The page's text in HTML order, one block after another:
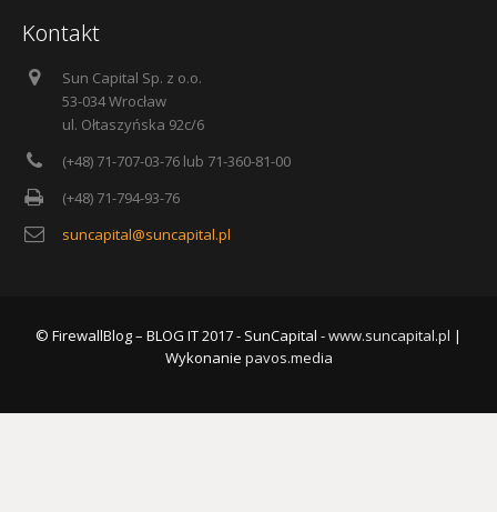
Kontakt
Sun Capital Sp. z o.o.
53-034 Wrocław
ul. Ołtaszyńska 92c/6
(+48) 71-707-03-76 lub 71-360-81-00
(+48) 71-794-93-76
suncapital@suncapital.pl
© FirewallBlog – BLOG IT 2017 - SunCapital -www.suncapital.pl |
Wykonanie pavos.media